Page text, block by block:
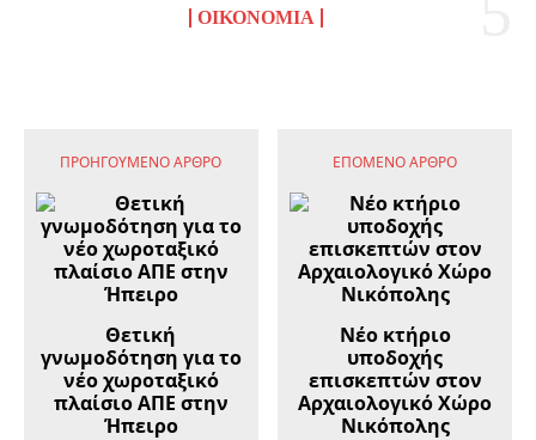
ΟΙΚΟΝΟΜΊΑ
ΠΡΟΗΓΟΎΜΕΝΟ ΆΡΘΡΟ
Θετική
γνωμοδότηση για το
νέο χωροταξικό
πλαίσιο ΑΠΕ στην
Ήπειρο
ΕΠΌΜΕΝΟ ΆΡΘΡΟ
Νέο κτήριο
υποδοχής
επισκεπτών στον
Αρχαιολογικό Χώρο
Νικόπολης